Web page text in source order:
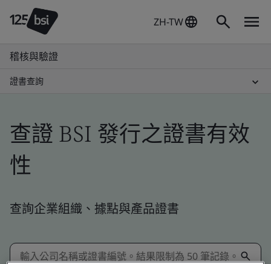
ZH-TW
稽核與驗證
證書查詢
查證 BSI 發行之證書有效
性
查詢企業組織、據點與產品證書